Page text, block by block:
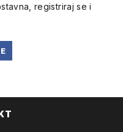
registriraj se i